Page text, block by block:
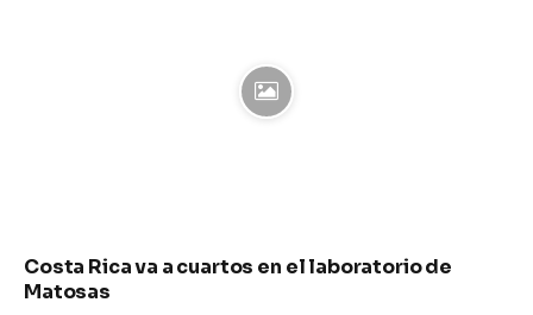
Costa Rica va a cuartos en el laboratorio de
Matosas